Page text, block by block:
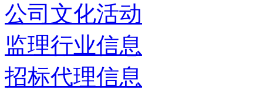
公司文化活动
监理行业信息
招标代理信息